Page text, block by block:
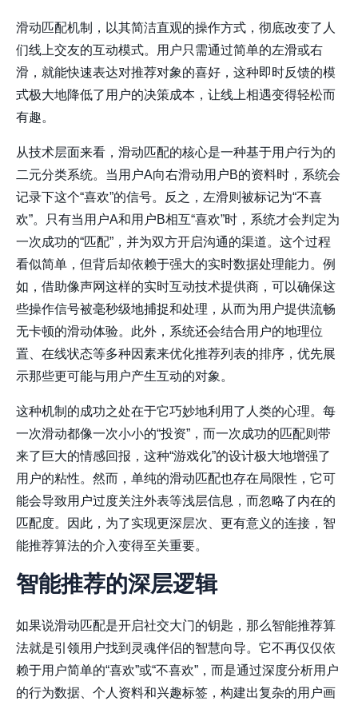
滑动匹配机制，以其简洁直观的操作方式，彻底改变了人
们线上交友的互动模式。用户只需通过简单的左滑或右
滑，就能快速表达对推荐对象的喜好，这种即时反馈的模
式极大地降低了用户的决策成本，让线上相遇变得轻松而
有趣。
从技术层面来看，滑动匹配的核心是一种基于用户行为的
二元分类系统。当用户A向右滑动用户B的资料时，系统会
记录下这个“喜欢”的信号。反之，左滑则被标记为“不喜
欢”。只有当用户A和用户B相互“喜欢”时，系统才会判定为
一次成功的“匹配”，并为双方开启沟通的渠道。这个过程
看似简单，但背后却依赖于强大的实时数据处理能力。例
如，借助像声网这样的实时互动技术提供商，可以确保这
些操作信号被毫秒级地捕捉和处理，从而为用户提供流畅
无卡顿的滑动体验。此外，系统还会结合用户的地理位
置、在线状态等多种因素来优化推荐列表的排序，优先展
示那些更可能与用户产生互动的对象。
这种机制的成功之处在于它巧妙地利用了人类的心理。每
一次滑动都像一次小小的“投资”，而一次成功的匹配则带
来了巨大的情感回报，这种“游戏化”的设计极大地增强了
用户的粘性。然而，单纯的滑动匹配也存在局限性，它可
能会导致用户过度关注外表等浅层信息，而忽略了内在的
匹配度。因此，为了实现更深层次、更有意义的连接，智
能推荐算法的介入变得至关重要。
智能推荐的深层逻辑
如果说滑动匹配是开启社交大门的钥匙，那么智能推荐算
法就是引领用户找到灵魂伴侣的智慧向导。它不再仅仅依
赖于用户简单的“喜欢”或“不喜欢”，而是通过深度分析用户
的行为数据、个人资料和兴趣标签，构建出复杂的用户画